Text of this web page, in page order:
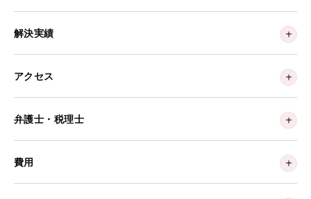
解決実績
アクセス
弁護士・税理士
費用